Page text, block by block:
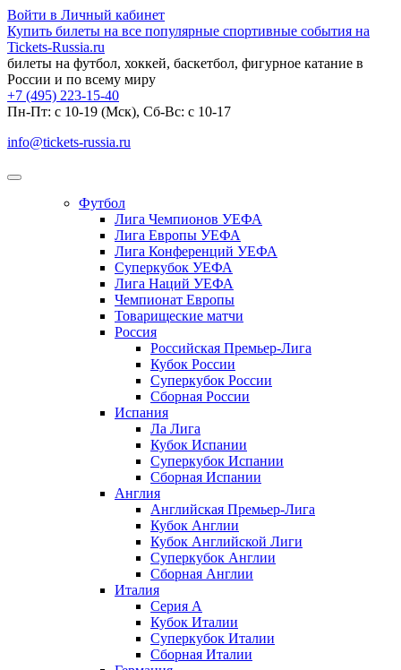
Войти в Личный кабинет
Купить билеты на все популярные спортивные события на
Tickets-Russia.ru
билеты на футбол, хоккей, баскетбол, фигурное катание в
России и по всему миру
+7 (495) 223-15-40
Пн-Пт: c 10-19 (Мск), Сб-Вс: с 10-17
info@tickets-russia.ru
Футбол
Лига Чемпионов УЕФА
Лига Европы УЕФА
Лига Конференций УЕФА
Суперкубок УЕФА
Лига Наций УЕФА
Чемпионат Европы
Товарищеские матчи
Россия
Российская Премьер-Лига
Кубок России
Суперкубок России
Сборная России
Испания
Ла Лига
Кубок Испании
Суперкубок Испании
Сборная Испании
Англия
Английская Премьер-Лига
Кубок Англии
Кубок Английской Лиги
Суперкубок Англии
Сборная Англии
Италия
Серия А
Кубок Италии
Суперкубок Италии
Сборная Италии